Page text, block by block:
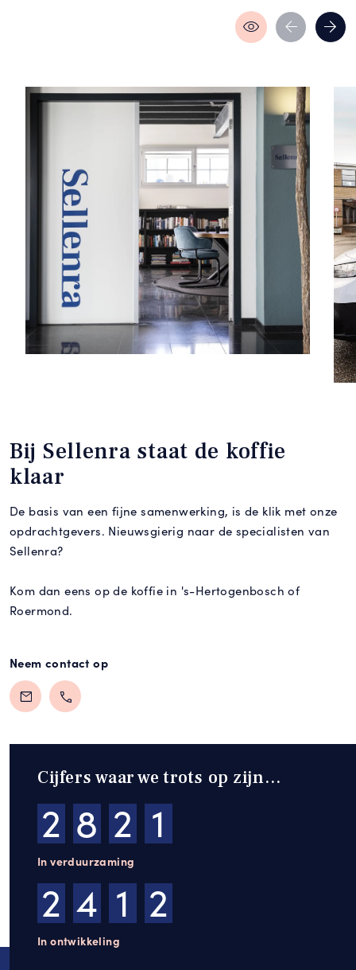
Bij Sellenra staat de koffie
klaar
De basis van een fijne samenwerking, is de klik met onze
opdrachtgevers. Nieuwsgierig naar de specialisten van
Sellenra?
Kom dan eens op de koffie in 's-Hertogenbosch of
Roermond.
Neem contact op
Cijfers waar we trots op zijn…
3 3 7 8
In verduurzaming
2 9 7 8
In ontwikkeling